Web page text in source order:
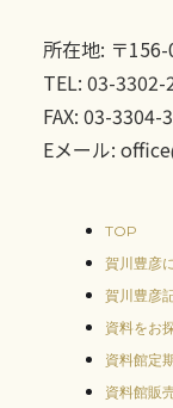
所在地: 〒
TEL: 03-3302-
FAX: 03-3304-
Eメール:
TOP
賀川豊彦
賀川豊彦
資料をお
資料館定
資料館販